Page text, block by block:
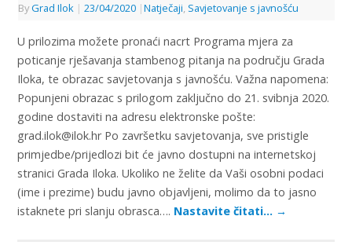
ByGrad Ilok | 23/04/2020 |Natječaji, Savjetovanje s javnošću
U prilozima možete pronaći nacrt Programa mjera za
poticanje rješavanja stambenog pitanja na području Grada
Iloka, te obrazac savjetovanja s javnošću. Važna napomena:
Popunjeni obrazac s prilogom zaključno do 21. svibnja 2020.
godine dostaviti na adresu elektronske pošte:
grad.ilok@ilok.hr Po završetku savjetovanja, sve pristigle
primjedbe/prijedlozi bit će javno dostupni na internetskoj
stranici Grada Iloka. Ukoliko ne želite da Vaši osobni podaci
(ime i prezime) budu javno objavljeni, molimo da to jasno
istaknete pri slanju obrasca…. Nastavite čitati… →